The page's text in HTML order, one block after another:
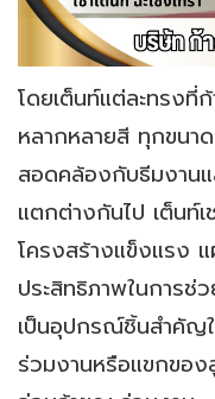
โดยเต็นท์แต่ละทรงที่
หลากหลายสี ทุกขนา
สอดคล้องกับธีมงาน
แตกต่างกันไป เต็นท์
โครงสร้างแข็งแรง แ
ประสิทธิภาพในการ
เป็นอุปกรณ์ชิ้นสำคัญ
ร่วมงานหรือแขกของ